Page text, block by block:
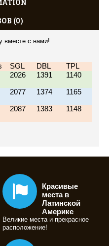
(0)
вместе с нами!
SGL DBL
TPL
2026 1391 1140
2077 1374 1165
2087 1383 1148
Красивые
места в
Латинской
Америке
Великие места и прекрасное
расположение!